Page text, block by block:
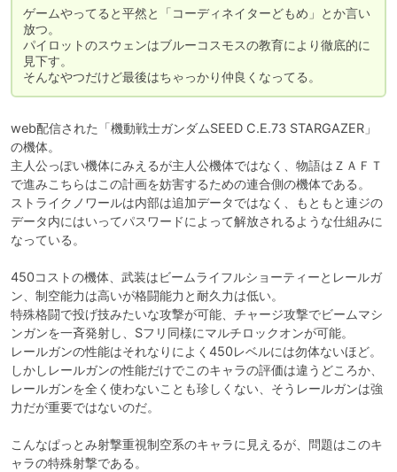
ゲームやってると平然と「コーディネイターどもめ」とか言い
放つ。
パイロットのスウェンはブルーコスモスの教育により徹底的に
見下す。
そんなやつだけど最後はちゃっかり仲良くなってる。
web配信された「機動戦士ガンダムSEED C.E.73 STARGAZER」
の機体。
主人公っぽい機体にみえるが主人公機体ではなく、物語はＺＡＦＴ
で進みこちらはこの計画を妨害するための連合側の機体である。
ストライクノワールは内部は追加データではなく、もともと連ジの
データ内にはいってパスワードによって解放されるような仕組みに
なっている。
450コストの機体、武装はビームライフルショーティーとレールガ
ン、制空能力は高いが格闘能力と耐久力は低い。
特殊格闘で投げ技みたいな攻撃が可能、チャージ攻撃でビームマシ
ンガンを一斉発射し、Sフリ同様にマルチロックオンが可能。
レールガンの性能はそれなりによく450レベルには勿体ないほど。
しかしレールガンの性能だけでこのキャラの評価は違うどころか、
レールガンを全く使わないことも珍しくない、そうレールガンは強
力だが重要ではないのだ。
こんなぱっとみ射撃重視制空系のキャラに見えるが、問題はこのキ
ャラの特殊射撃である。